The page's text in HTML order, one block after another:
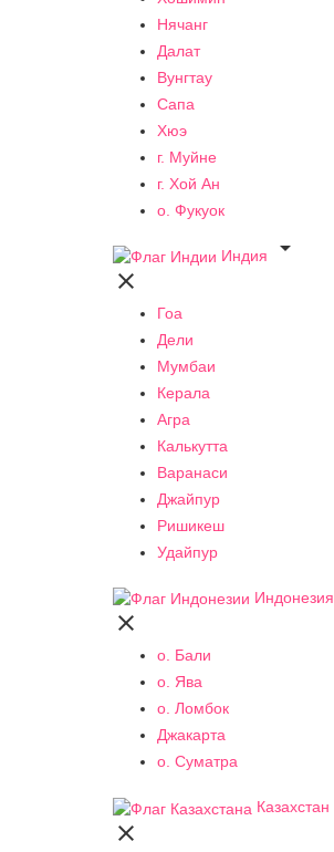
Нячанг
Далат
Вунгтау
Сапа
Хюэ
г. Муйне
г. Хой Ан
о. Фукуок
Индия


Гоа
Дели
Мумбаи
Керала
Агра
Калькутта
Варанаси
Джайпур
Ришикеш
Удайпур
Индонезия

о. Бали
о. Ява
о. Ломбок
Джакарта
о. Суматра
Казахстан
